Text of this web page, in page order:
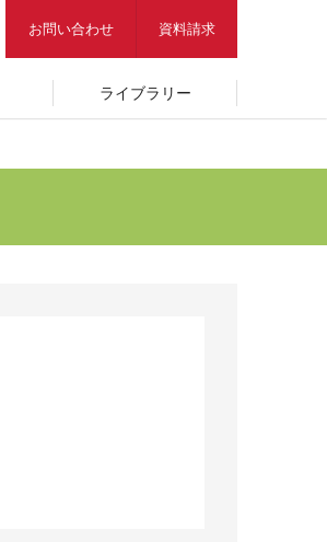
お問い合わせ 資料請求
ライブラリー